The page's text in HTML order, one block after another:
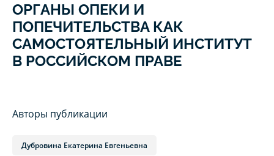
ОРГАНЫ ОПЕКИ И
ПОПЕЧИТЕЛЬСТВА КАК
САМОСТОЯТЕЛЬНЫЙ ИНСТИТУТ
В РОССИЙСКОМ ПРАВЕ
Авторы публикации
Дубровина Екатерина Евгеньевна